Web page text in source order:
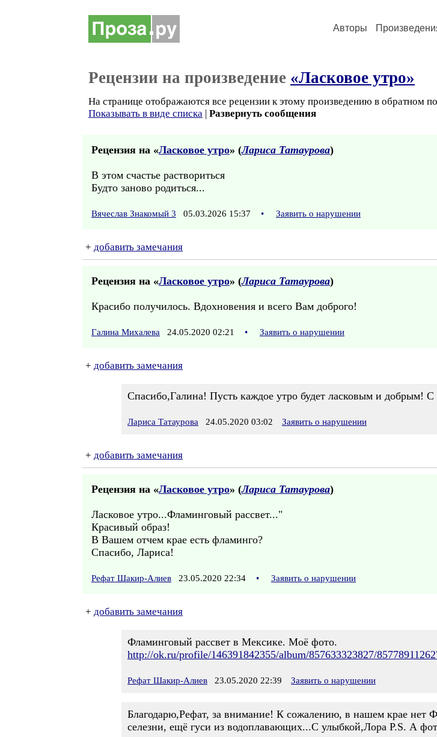
Авторы
Рецензии на произведение «Ласковое утро»
На странице отображаются все рецензии к этому произведению в обратном
Показывать в виде списка | Развернуть сообщения
Рецензия на «Ласковое утро» (Лариса Татаурова)
В этом счастье раствориться
Будто заново родиться...
Вячеслав Знакомый 3 05.03.2026 15:37 • Заявить о нарушении
+ добавить замечания
Рецензия на «Ласковое утро» (Лариса Татаурова)
Красибо получилось. Вдохновения и всего Вам доброго!
Галина Михалева 24.05.2020 02:21 • Заявить о нарушении
+ добавить замечания
Спасибо,Галина! Пусть каждое утро будет ласковым и добрым!
Лариса Татаурова 24.05.2020 03:02 Заявить о нарушении
+ добавить замечания
Рецензия на «Ласковое утро» (Лариса Татаурова)
Ласковое утро...Фламинговый рассвет..."
Красивый образ!
В Вашем отчем крае есть фламинго?
Спасибо, Лариса!
Рефат Шакир-Алиев 23.05.2020 22:34 • Заявить о нарушении
+ добавить замечания
Фламинговый рассвет в Мексике. Моё фото.
http://ok.ru/profile/146391842355/album/857633323827/
Рефат Шакир-Алиев 23.05.2020 22:39 Заявить о нарушении
Благодарю,Рефат, за внимание! К сожалению, в нашем крае нет
селезни, ещё гуси из водоплавающих...С улыбкой,Лора P.S. А